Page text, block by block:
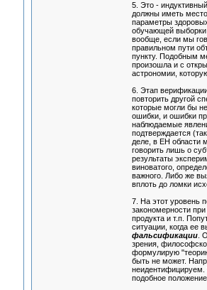
5. Это -
должны иметь
параметры
обучающей выборки
вообще, если мы
правильном пути
пункту. Подобным
произошла и с
астрономии,
6. Этап
повторить другой
которые могли бы
ошибки, и ошибки
наблюдаемые
подтверждается
деле, в ЕН области
говорить лишь о
результаты
виноватого,
важного. Либо же
вплоть до ломки
7. На этот уровень
закономерности
продукта и т.п.
ситуации, когда ее
фальсификации.
зрения,
формулирую
быть не может.
неидентифицируем.
подобное